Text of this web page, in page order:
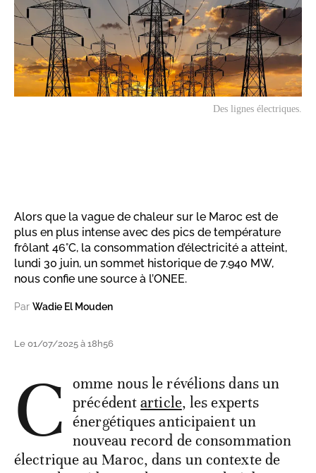
Des lignes électriques.
Alors que la vague de chaleur sur le Maroc est de
plus en plus intense avec des pics de température
frôlant 46°C, la consommation d’électricité a atteint,
lundi 30 juin, un sommet historique de 7.940 MW,
nous confie une source à l’ONEE.
Par Wadie El Mouden
Le 01/07/2025 à 18h56
C omme nous le révélions dans un
précédentarticle, les experts
énergétiques anticipaient un
nouveau record de consommation
électrique au Maroc, dans un contexte de